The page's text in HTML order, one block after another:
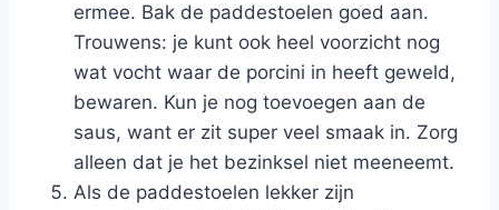
ermee. Bak de paddestoelen goed aan.
Trouwens: je kunt ook heel voorzicht nog
wat vocht waar de porcini in heeft geweld,
bewaren. Kun je nog toevoegen aan de
saus, want er zit super veel smaak in. Zorg
alleen dat je het bezinksel niet meeneemt.
Als de paddestoelen lekker zijn